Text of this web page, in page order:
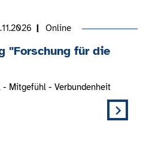
"Forschung für die
- Mitgefühl - Verbundenheit
Online